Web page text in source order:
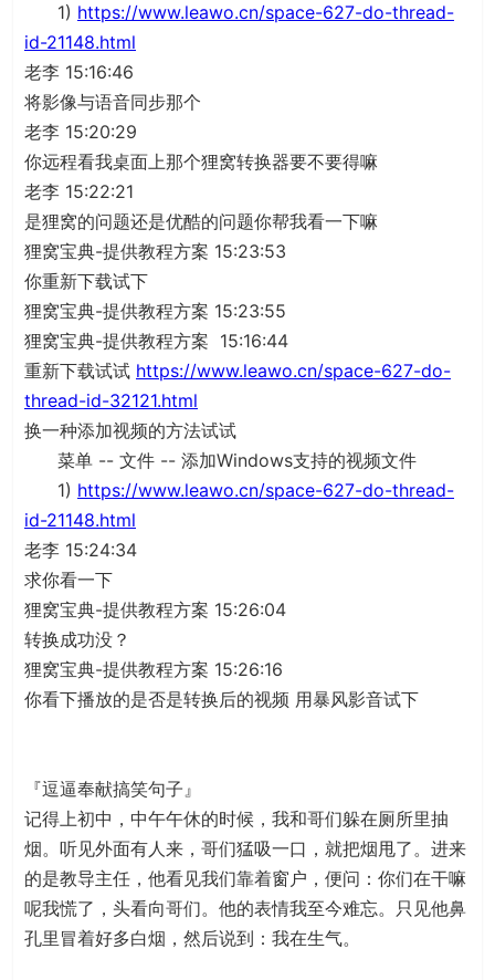
1) https://www.leawo.cn/space-627-do-thread-
id-21148.html
老李 15:16:46
将影像与语音同步那个
老李 15:20:29
你远程看我桌面上那个狸窝转换器要不要得嘛
老李 15:22:21
是狸窝的问题还是优酷的问题你帮我看一下嘛
狸窝宝典-提供教程方案 15:23:53
你重新下载试下
狸窝宝典-提供教程方案 15:23:55
狸窝宝典-提供教程方案 15:16:44
重新下载试试 https://www.leawo.cn/space-627-do-
thread-id-32121.html
换一种添加视频的方法试试
菜单 -- 文件 -- 添加Windows支持的视频文件
1) https://www.leawo.cn/space-627-do-thread-
id-21148.html
老李 15:24:34
求你看一下
狸窝宝典-提供教程方案 15:26:04
转换成功没？
狸窝宝典-提供教程方案 15:26:16
你看下播放的是否是转换后的视频 用暴风影音试下
『逗逼奉献搞笑句子』
记得上初中，中午午休的时候，我和哥们躲在厕所里抽
烟。听见外面有人来，哥们猛吸一口，就把烟甩了。进来
的是教导主任，他看见我们靠着窗户，便问：你们在干嘛
呢我慌了，头看向哥们。他的表情我至今难忘。只见他鼻
孔里冒着好多白烟，然后说到：我在生气。